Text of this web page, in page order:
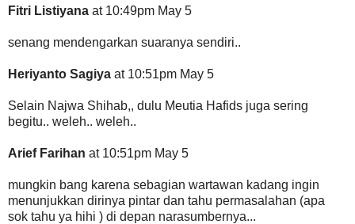
Fitri Listiyana at 10:49pm May 5
senang mendengarkan suaranya sendiri..
Heriyanto Sagiya at 10:51pm May 5
Selain Najwa Shihab,, dulu Meutia Hafids juga sering
begitu.. weleh.. weleh..
Arief Farihan at 10:51pm May 5
mungkin bang karena sebagian wartawan kadang ingin
menunjukkan dirinya pintar dan tahu permasalahan (apa
sok tahu ya hihi ) di depan narasumbernya...